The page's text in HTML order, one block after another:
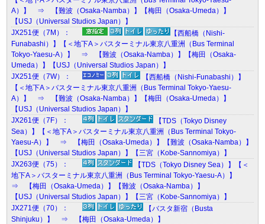
A）】 ⇒ 【難波（Osaka-Namba）】【梅田（Osaka-Umeda）】
【USJ（Universal Studios Japan）】
JX251便（7M）：
【西船橋（Nishi-
Funabashi）】【＜地下A＞バスターミナル東京八重洲（Bus Terminal
Tokyo-Yaesu-A）】 ⇒ 【難波（Osaka-Namba）】【梅田（Osaka-
Umeda）】【USJ（Universal Studios Japan）】
JX251便（7W）：
【西船橋（Nishi-Funabashi）】
【＜地下A＞バスターミナル東京八重洲（Bus Terminal Tokyo-Yaesu-
A）】 ⇒ 【難波（Osaka-Namba）】【梅田（Osaka-Umeda）】
【USJ（Universal Studios Japan）】
JX261便（7F）：
【TDS（Tokyo Disney
Sea）】【＜地下A＞バスターミナル東京八重洲（Bus Terminal Tokyo-
Yaesu-A）】 ⇒ 【梅田（Osaka-Umeda）】【難波（Osaka-Namba）】
【USJ（Universal Studios Japan）】【三宮（Kobe-Sannomiya）】
JX263便（75）：
【TDS（Tokyo Disney Sea）】【＜
地下A＞バスターミナル東京八重洲（Bus Terminal Tokyo-Yaesu-A）】
⇒ 【梅田（Osaka-Umeda）】【難波（Osaka-Namba）】
【USJ（Universal Studios Japan）】【三宮（Kobe-Sannomiya）】
JX271便（70）：
【バスタ新宿（Busta
Shinjuku）】 ⇒ 【梅田（Osaka-Umeda）】